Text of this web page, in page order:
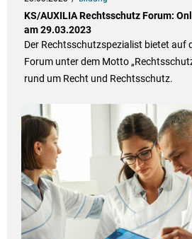
KS/AUXILIA Rechtsschutz Forum:
am 29.03.2023
Der Rechtsschutzspezialist bietet auf
Forum unter dem Motto
rund um Recht und Rechtsschutz.